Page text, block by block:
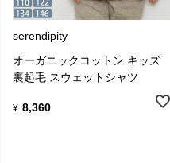
serendipity
オーガニックコットン キッズ
裏起毛 スウェットシャツ
¥ 8,360